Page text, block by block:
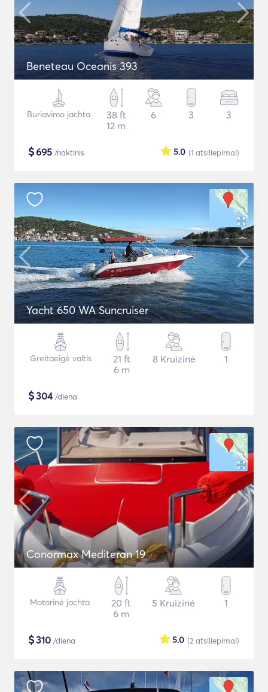
Beneteau Oceanis 393
Buriavimo jachta
38 ft
12 m
6 3 3
$695 /naktinis (1 atsiliepimai)
5.0
Yacht 650 WA Suncruiser
Greitaeigė valtis
21 ft
6 m
8 Kruizinė 1
$304/diena
Conormax Mediteran 19
Motorinė jachta
20 ft
6 m
5 Kruizinė 1
$310 /diena (2 atsiliepimai)
5.0